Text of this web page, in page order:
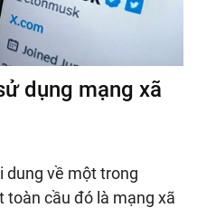
dụng mạng xã
dung về một trong
toàn cầu đó là mạng xã